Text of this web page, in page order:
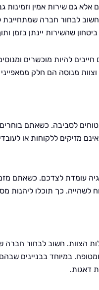
גם שירות אמין וזמינות
לבחור חברה שמתחייבת
שהשירות יינתן בזמן
להיות מוכשרים
מנוסה הם חלק
לסביבה. כשאתם
מזיקים ללקוחות או
עומדת לצדכם. כשאתם
כך תוכלו ליהנות
הצוות. חשוב לבחור חברה
במיוחד בבניינים
דאגות.